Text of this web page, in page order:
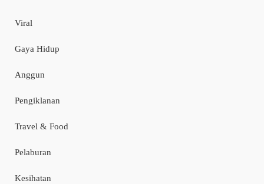
Viral
Gaya Hidup
Anggun
Pengiklanan
Travel & Food
Pelaburan
Kesihatan